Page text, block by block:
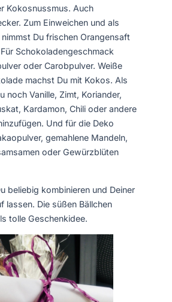
Kokosnussmus. Auch
Zum Einweichen und als
Du frischen Orangensaft
Schokoladengeschmack
oder Carobpulver. Weiße
machst Du mit Kokos. Als
noch Vanille, Zimt, Koriander,
Kardamon, Chili oder andere
Und für die Deko
gemahlene Mandeln,
oder Gewürzblüten
beliebig kombinieren und Deiner
lassen. Die süßen Bällchen
tolle Geschenkidee.